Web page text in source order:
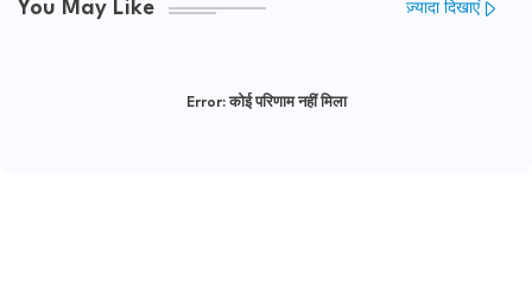
You May Like ज़्यादा दिखाएं
Error:कोई परिणाम नहीं मिला